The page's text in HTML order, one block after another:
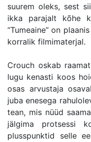
suurem oleks, sest
ikka parajalt kõhe
“Tumeaine” on
korralik filmimaterjal.
Crouch oskab
lugu kenasti koos
osas arvustaja
juba enesega
tean, mis nüüd
jälgima protsessi
plusspunktid selle